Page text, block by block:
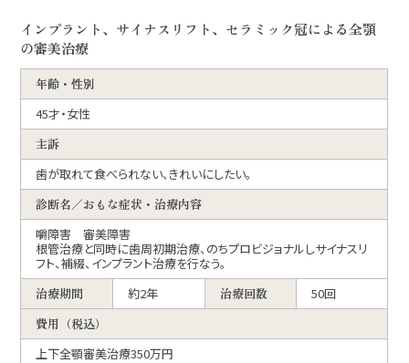
インプラント、サイナスリフト、セラミック冠による全顎
の審美治療
年齢・性別
45才・女性
主訴
歯が取れて食べられない、きれいにしたい。
診断名／おもな症状・治療内容
嚼障害 審美障害
根管治療と同時に歯周初期治療、のちプロビジョナルしサイナスリ
フト、補綴、インプラント治療を行なう。
治療期間
約2年 治療回数
50回
費用（税込）
上下全顎審美治療350万円